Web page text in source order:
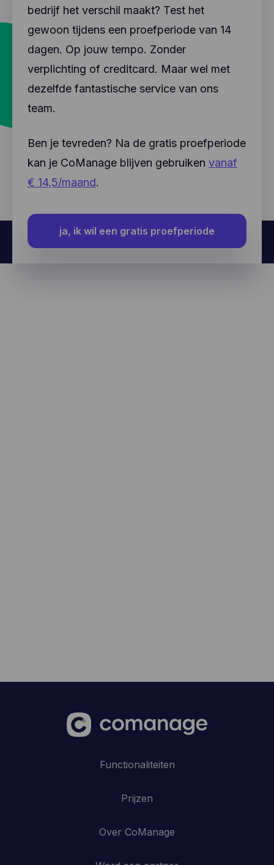
bedrijf het verschil maakt? Test het
gewoon tijdens een proefperiode van 14
dagen. Op jouw tempo. Zonder
verplichting of creditcard. Maar wel met
dezelfde fantastische service van ons
team.
Ben je tevreden? Na de gratis proefperiode
kan je CoManage blijven gebruiken vanaf
€ 14,5/maand.
ja, ik wil een gratis proefperiode
Functionaliteiten
Prijzen
Over CoManage